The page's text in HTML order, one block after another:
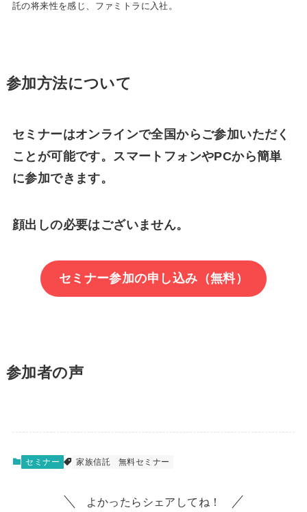
託の将来性を感じ、ファミトラに入社。
参加方法について
セミナーはオンラインで全国からご参加いただく
ことが可能です。スマートフォンやPCから簡単
に参加できます。
顔出しの必要はございません。
セミナー参加の申し込み（無料）
参加者の声
セミナー 家族信託 無料セミナー
よかったらシェアしてね！